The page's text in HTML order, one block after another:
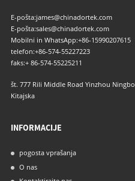
E-pošta:james@chinadortek.com
E-pošta:sales@chinadortek.com
Mobilni in WhatsApp:+86-15990207615
telefon:+86-574-55227223
faks:+ 86-574-55225211
št. 777 Rili Middle Road Yinzhou Ningbo
Kitajska
INFORMACIJE
pogosta vprašanja
O nas